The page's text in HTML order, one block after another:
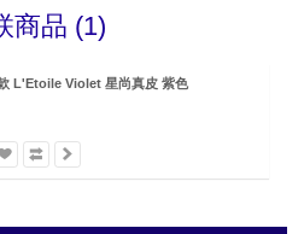
商品 (1)
L'Etoile Violet 星尚真皮 紫色